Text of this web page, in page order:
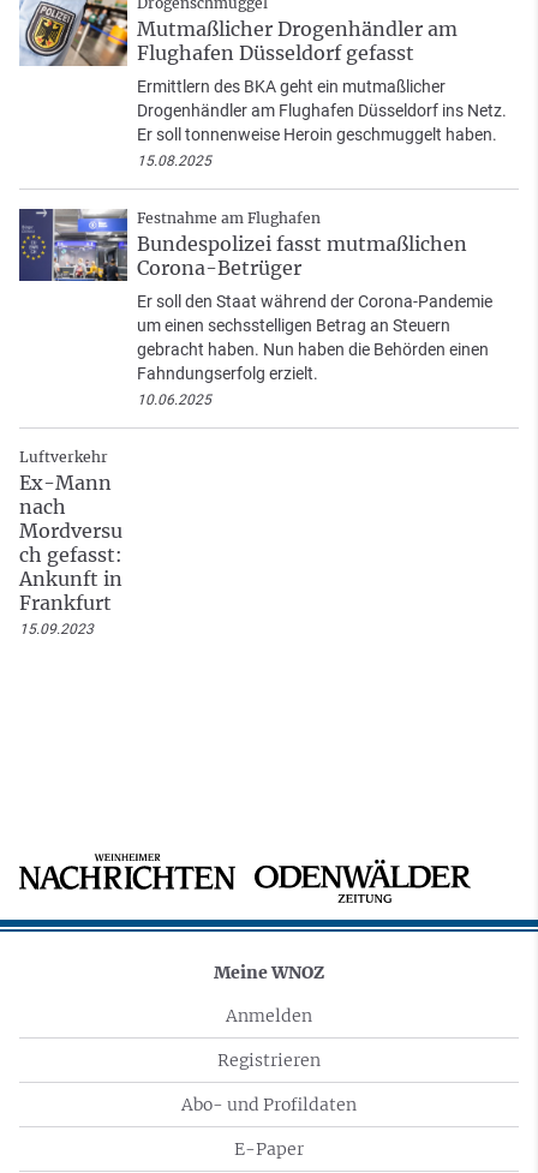
Mutmaßlicher Drogenhändler am
Flughafen Düsseldorf gefasst
Ermittlern des BKA geht ein mutmaßlicher
Drogenhändler am Flughafen Düsseldorf ins Netz.
Er soll tonnenweise Heroin geschmuggelt haben.
15.08.2025
Festnahme am Flughafen
Bundespolizei fasst mutmaßlichen
Corona-Betrüger
Er soll den Staat während der Corona-Pandemie
um einen sechsstelligen Betrag an Steuern
gebracht haben. Nun haben die Behörden einen
Fahndungserfolg erzielt.
10.06.2025
Luftverkehr
Ex-Mann
nach
Mordversu
ch gefasst:
Ankunft in
Frankfurt
15.09.2023
Meine WNOZ
Anmelden
Registrieren
Abo- und Profildaten
E-Paper